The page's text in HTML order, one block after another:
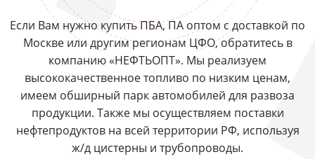
Если Вам нужно купить ПБА, ПА оптом с доставкой по
Москве или другим регионам ЦФО, обратитесь в
компанию «НЕФТЬОПТ». Мы реализуем
высококачественное топливо по низким ценам,
имеем обширный парк автомобилей для развоза
продукции. Также мы осуществляем поставки
нефтепродуктов на всей территории РФ, используя
ж/д цистерны и трубопроводы.